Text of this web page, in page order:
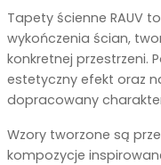
Tapety ścienne RAUV
wykończenia ścian,
konkretnej przestrzeni.
estetyczny efekt oraz
dopracowany
Wzory tworzone są
kompozycje